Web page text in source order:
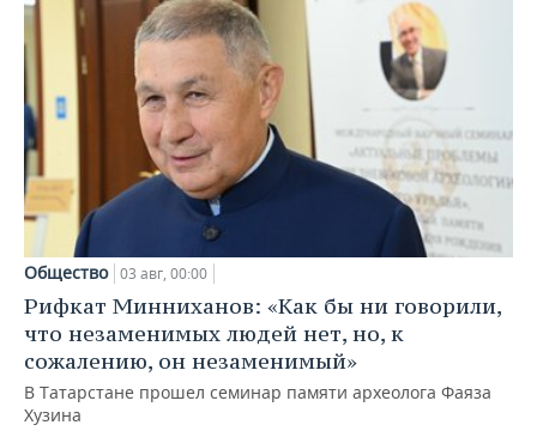
Общество 03 авг, 00:00
Рифкат Минниханов: «Как бы ни говорили,
что незаменимых людей нет, но, к
сожалению, он незаменимый»
В Татарстане прошел семинар памяти археолога Фаяза
Хузина